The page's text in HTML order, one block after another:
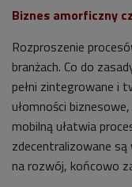
Biznes amorficzny
Rozproszenie
branżach. Co do
pełni zintegrowane i
ułomności
mobilną ułatwia
zdecentralizowane
na rozwój, końcowo